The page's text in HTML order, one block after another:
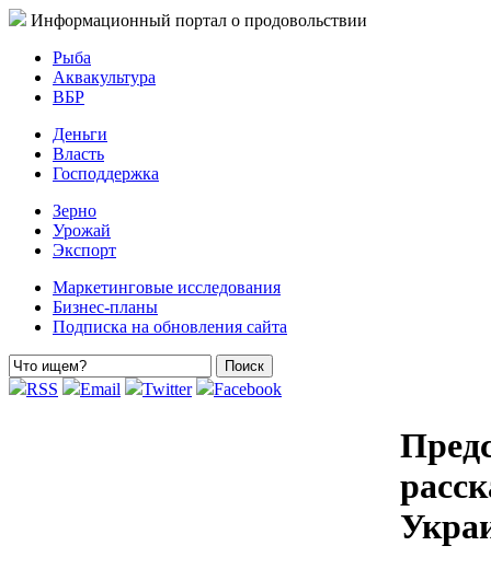
Информационный портал о продовольствии
Рыба
Аквакультура
ВБР
Деньги
Власть
Господдержка
Зерно
Урожай
Экспорт
Маркетинговые исследования
Бизнес-планы
Подписка на обновления сайта
RSS Email Twitter Facebook